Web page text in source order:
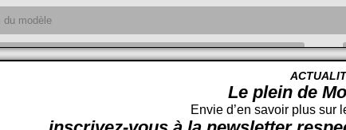
Le plein de
Envie d’en savoir plus sur